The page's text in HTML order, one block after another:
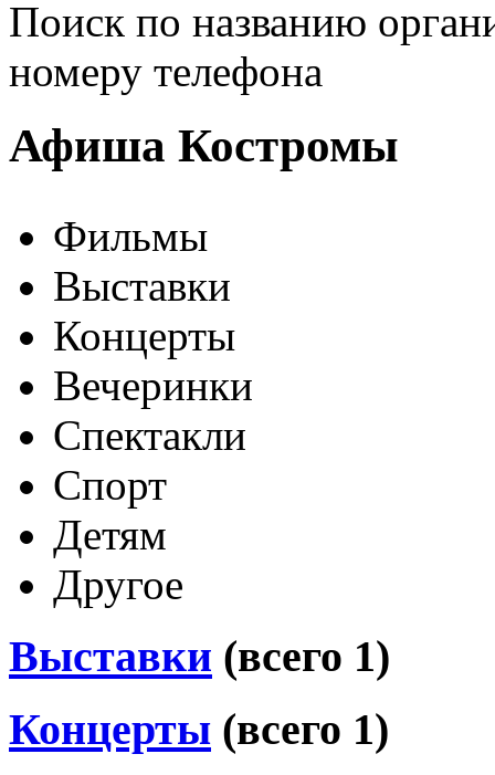
Поиск по названию
номеру телефона
Афиша Костромы
Фильмы
Выставки
Концерты
Вечеринки
Спектакли
Спорт
Детям
Другое
Выставки (всего 1)
Концерты (всего 1)